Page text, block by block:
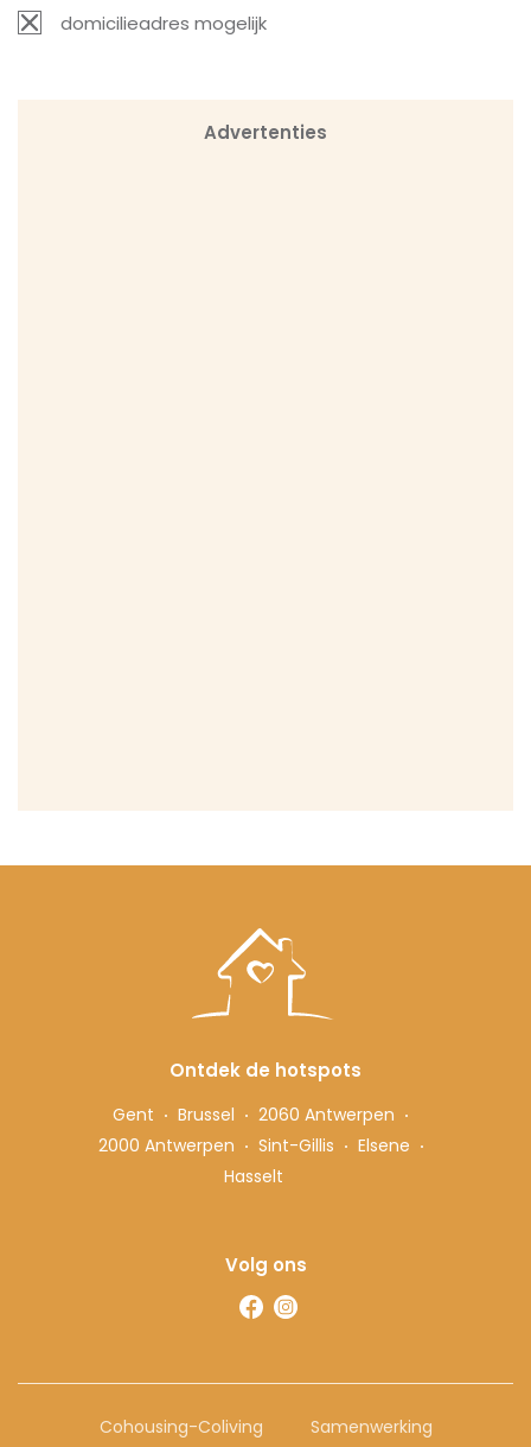
domicilieadres mogelijk
Advertenties
Ontdek de hotspots
Gent Brussel
2060 Antwerpen
2000 Antwerpen
Sint-Gillis
Elsene
Hasselt
Volg ons
Cohousing-Coliving
Samenwerking